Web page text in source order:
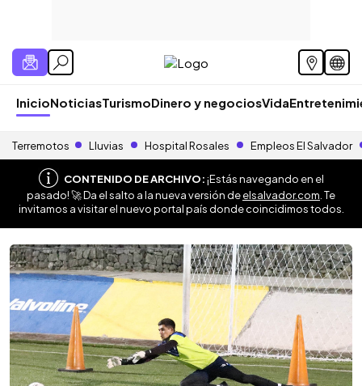
InicioNoticiasTurismoDinero y negociosVida
Terremotos Lluvias Hospital Rosales Empleos El Salvador
CONTENIDO DE ARCHIVO:¡Estás navegando en el
pasado! 🚀 Da el salto a la nueva versión deelsalvador.com . Te
invitamos a visitar el nuevo portal país donde coincidimos todos.